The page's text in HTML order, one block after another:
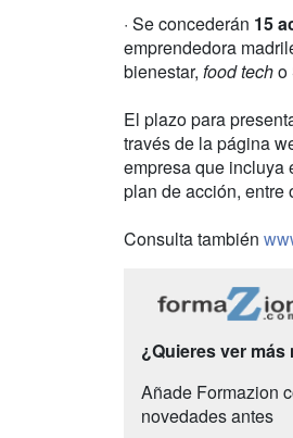
· Se concederán 15
emprendedora
bienestar, food techo
El plazo para
través de la página
empresa que incluya
plan de acción, entre
Consulta también
¿Quieres ver
Añade Formazion
novedades antes